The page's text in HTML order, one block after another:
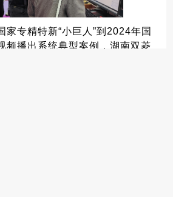
家专精特新“小巨人”到2024年国
频播出系统典型案例，湖南双菱